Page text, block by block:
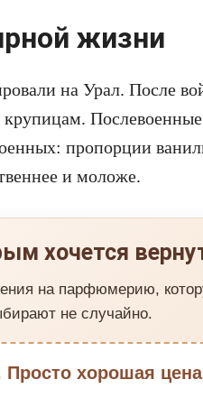
жизни
на Урал. После
пропорции
и моложе.
хочется
на парфюмерию,
не случайно.
хорошая